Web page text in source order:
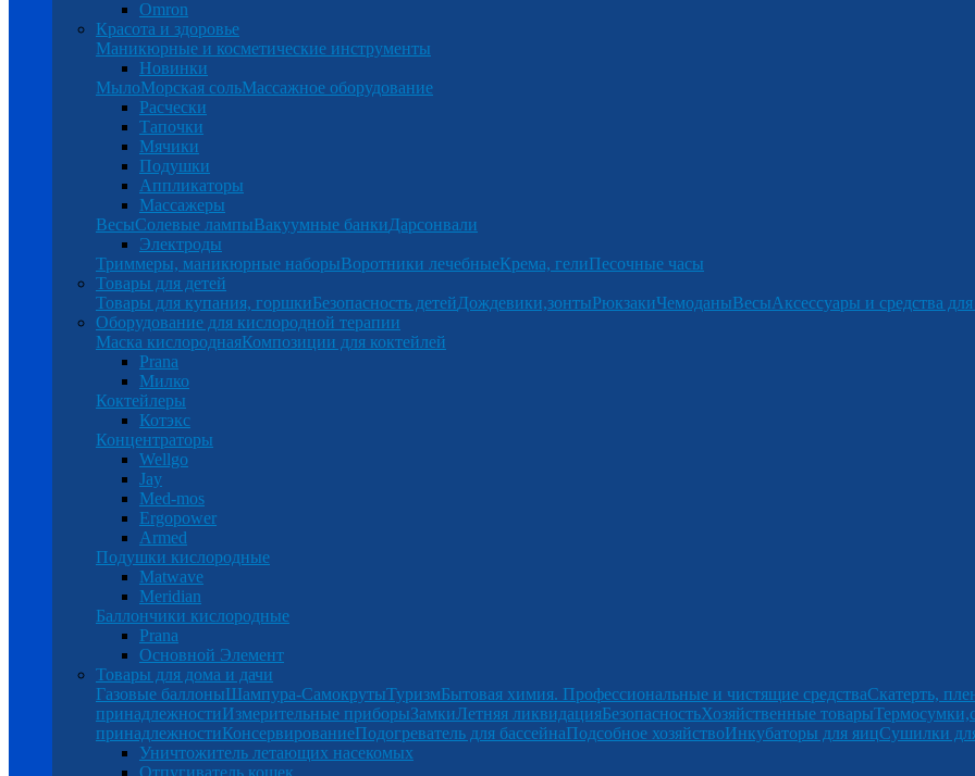
Omron
Красота и здоровье
Маникюрные и косметические инструменты
Новинки
МылоМорская сольМассажное оборудование
Расчески
Тапочки
Мячики
Подушки
Аппликаторы
Массажеры
ВесыСолевые лампыВакуумные банкиДарсонвали
Электроды
Триммеры, маникюрные наборыВоротники лечебныеКрема, гелиПесочные часы
Товары для детей
Товары для купания, горшкиБезопасность детейДождевики,зонтыРюкзакиЧемоданыВесыАксессуары и средства
Оборудование для кислородной терапии
Маска кислороднаяКомпозиции для коктейлей
Prana
Милко
Коктейлеры
Котэкс
Концентраторы
Wellgo
Jay
Med-mos
Ergopower
Armed
Подушки кислородные
Matwave
Meridian
Баллончики кислородные
Prana
Основной Элемент
Товары для дома и дачи
Газовые баллоныШампура-СамокрутыТуризмБытовая химия. Профессиональные и чистящие средстваСкатерть,
принадлежностиИзмерительные приборыЗамкиЛетняя ликвидацияБезопасностьХозяйственные товары
принадлежностиКонсервированиеПодогреватель для бассейнаПодсобное хозяйствоИнкубаторы для яицСушилки
Уничтожитель летающих насекомых
Отпугиватель кошек